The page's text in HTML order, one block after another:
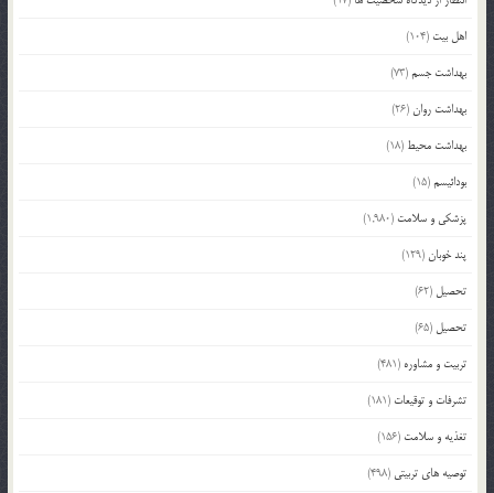
اهل بیت (104)
بهداشت جسم(73)
بهداشت روان(26)
بهداشت محیط (18)
بودائیسم(15)
پزشکی و سلامت (1,980)
پند خوبان(129)
تحصیل (62)
تحصیل (65)
تربیت و مشاوره (481)
تشرفات و توقیعات (181)
تغذیه و سلامت (156)
توصیه های تربیتی (498)